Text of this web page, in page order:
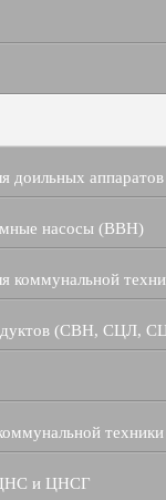
доильных аппаратов
насосы (ВВН)
коммунальной
(СВН, СЦЛ,
техники
и ЦНСГ